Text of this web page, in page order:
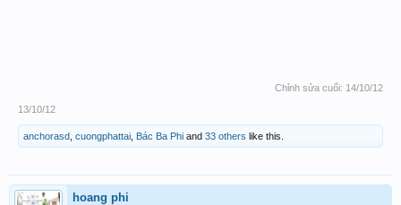
Chỉnh sửa cuối: 14/10/12
13/10/12
anchorasd cuongphattai Bác Ba Phi and 33 others like this.
hoang phi